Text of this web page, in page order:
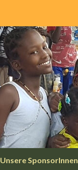
Unsere SponsorInnen